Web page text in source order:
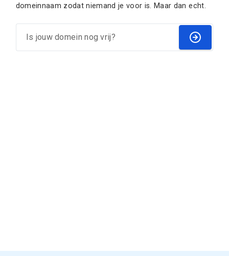
domeinnaam zodat niemand je voor is. Maar dan echt.